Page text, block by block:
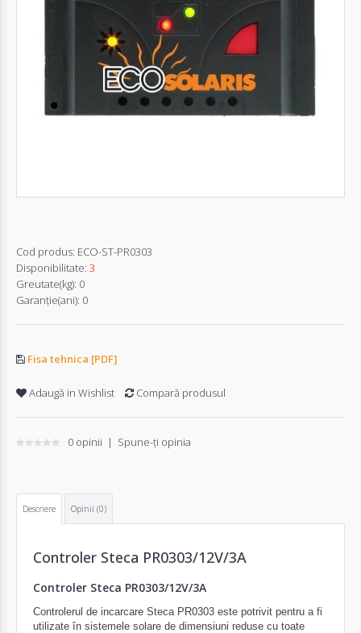
Cod produs: ECO-ST-PR0303
Disponibilitate: 3
Greutate(kg): 0
Garanţie(ani): 0
Fisa tehnica [PDF]
Adaugă in Wishlist Compară produsul
0 opinii | Spune-ţi opinia
Descriere Opinii (0)
Controler Steca PR0303/12V/3A
Controler Steca PR0303/12V/3A
Controlerul de incarcare Steca PR0303 este potrivit pentru a fi
utilizate în sistemele solare de dimensiuni reduse cu toate